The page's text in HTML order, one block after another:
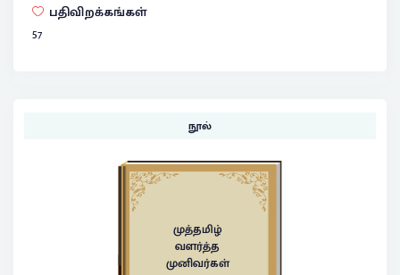
பதிவிறக்கங்கள்
57
நூல்
முத்தமிழ்
வளர்த்த
முனிவர்கள்